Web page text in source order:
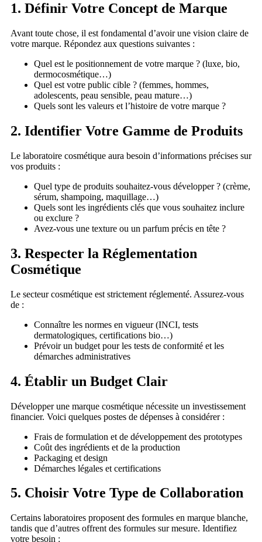
1. Définir Votre Concept de Marque
Avant toute chose, il est fondamental d’avoir une vision claire de
votre marque. Répondez aux questions suivantes :
Quel est le positionnement de votre marque ? (luxe, bio,
dermocosmétique…)
Quel est votre public cible ? (femmes, hommes,
adolescents, peau sensible, peau mature…)
Quels sont les valeurs et l’histoire de votre marque ?
2. Identifier Votre Gamme de Produits
Le laboratoire cosmétique aura besoin d’informations précises sur
vos produits :
Quel type de produits souhaitez-vous développer ? (crème,
sérum, shampoing, maquillage…)
Quels sont les ingrédients clés que vous souhaitez inclure
ou exclure ?
Avez-vous une texture ou un parfum précis en tête ?
3. Respecter la Réglementation
Cosmétique
Le secteur cosmétique est strictement réglementé. Assurez-vous
de :
Connaître les normes en vigueur (INCI, tests
dermatologiques, certifications bio…)
Prévoir un budget pour les tests de conformité et les
démarches administratives
4. Établir un Budget Clair
Développer une marque cosmétique nécessite un investissement
financier. Voici quelques postes de dépenses à considérer :
Frais de formulation et de développement des prototypes
Coût des ingrédients et de la production
Packaging et design
Démarches légales et certifications
5. Choisir Votre Type de Collaboration
Certains laboratoires proposent des formules en marque blanche,
tandis que d’autres offrent des formules sur mesure. Identifiez
votre besoin :